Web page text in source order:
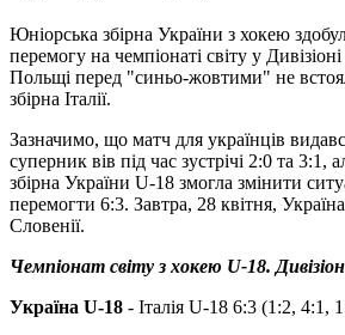
Юніорська збірна України з хокею
перемогу на чемпіонаті світу у
Польщі перед "синьо-жовтими" не
збірна Італії.
Зазначимо, що матч для українців
суперник вів під час зустрічі 2:0 та 3:1,
збірна України U-18 змогла змінити
перемогти 6:3. Завтра, 28 квітня,
Словенії.
Чемпіонат світу з хокею U-18.
Україна U-18 - Італія U-18 6:3 (1:2, 4:1,